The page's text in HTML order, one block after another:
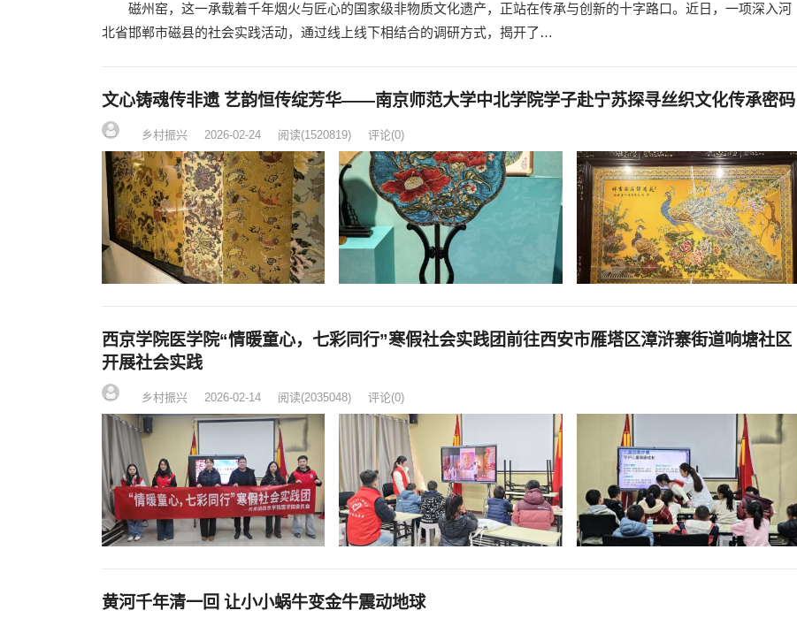
磁州窑，这一承载着千年烟火与匠心的国家级非物质文化遗产，正站在传承与创新的十字路口。近日，一项深入河
北省邯郸市磁县的社会实践活动，通过线上线下相结合的调研方式，揭开了…
文心铸魂传非遗 艺韵恒传绽芳华——南京师范大学中北学院学子赴宁苏探寻丝织文化传承密码
乡村振兴 2026-02-24 阅读(1520819) 评论(0)
西京学院医学院“情暖童心，七彩同行”寒假社会实践团前往西安市雁塔区漳浒寨街道响塘社区
开展社会实践
乡村振兴 2026-02-14 阅读(2035048) 评论(0)
黄河千年清一回 让小小蜗牛变金牛震动地球